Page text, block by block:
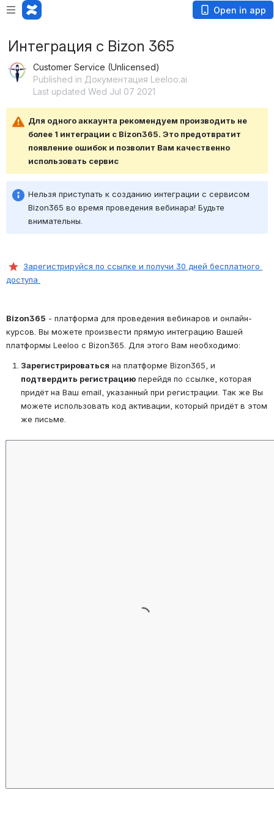
Open in app
Интеграция с Bizon 365
Customer Service (Unlicensed)
Published in Документация Leeloo.ai
Last updated Wed Jul 07 2021
Для одного аккаунта рекомендуем производить не
более 1 интеграции с Bizon365. Это предотвратит
появление ошибок и позволит Вам качественно
использовать сервис
Нельзя приступать к созданию интеграции с сервисом
Bizon365 во время проведения вебинара! Будьте
внимательны.
Зарегистрируйся по ссылке и получи 30 дней бесплатного
доступа
Bizon365 - платформа для проведения вебинаров и онлайн-
курсов. Вы можете произвести прямую интеграцию Вашей
платформы Leeloo с Bizon365. Для этого Вам необходимо:
Зарегистрироваться
подтвердить регистрацию перейдя по ссылке, которая
придёт на Ваш email, указанный при регистрации. Так же Вы
можете использовать код активации, который придёт в этом
же письме.